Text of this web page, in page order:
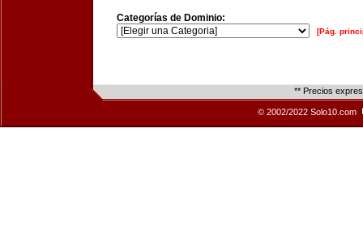
Categorías de Dominio:
[Pág.
** Precios
© 2002/2022 Solo10.com